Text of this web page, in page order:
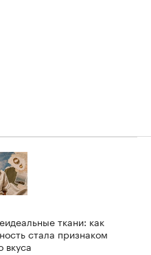
ткани: как
стала признаком
вкуса